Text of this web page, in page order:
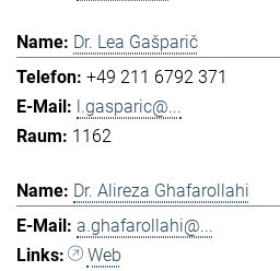
Dr. Lea Gašparič
+49 211 6792 371
l.gasparic@...
1162
Dr. Alireza Ghafarollahi
a.ghafarollahi@...
Web